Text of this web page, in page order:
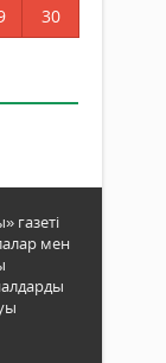
30
газеті
мен